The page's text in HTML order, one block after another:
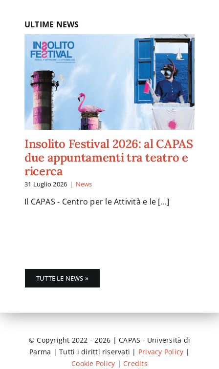
ULTIME NEWS
Insolito Festival 2026: al CAPAS
due appuntamenti tra teatro e
ricerca
31 Luglio 2026 | News
Il CAPAS - Centro per le Attività e le [...]
TUTTE LE NEWS »
© Copyright 2022 - 2026 | CAPAS - Università di
Parma | Tutti i diritti riservati | Privacy Policy |
Cookie Policy | Credits